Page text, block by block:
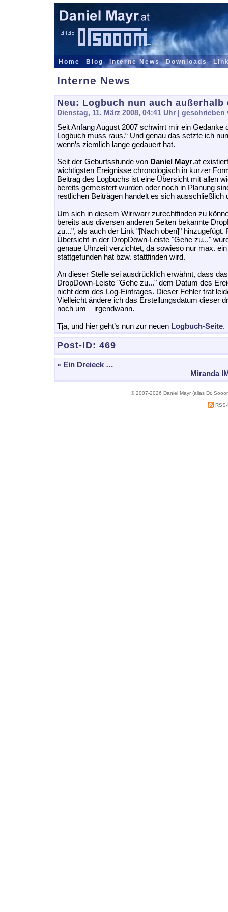
Home Blog Interne News Downloads
Interne News
Neu: Logbuch nun auch außerhalb
Dienstag, 11. März 2008, 04:41 Uhr| geschrieben
Seit Anfang August 2007 schwirrt mir ein Gedanke
Logbuch muss raus.“ Und genau das setzte ich
wenn’s ziemlich lange gedauert hat.
Seit der Geburtsstunde von Daniel Mayr.at
wichtigsten Ereignisse chronologisch in kurzer
Beitrag des Logbuchs ist eine Übersicht mit allen
bereits gemeistert wurden oder noch in Planung
restlichen Beiträgen handelt es sich ausschließlich
Um sich in diesem Wirrwarr zurechtfinden zu
bereits aus diversen anderen Seiten bekannte
zu...", als auch der Link "[Nach oben]" hinzugefügt.
Übersicht in der DropDown-Leiste "Gehe zu..."
genaue Uhrzeit verzichtet, da sowieso nur max.
stattgefunden hat bzw. stattfinden wird.
An dieser Stelle sei ausdrücklich erwähnt, dass
DropDown-Leiste "Gehe zu..." dem Datum des
nicht dem des Log-Eintrages. Dieser Fehler trat
Vielleicht ändere ich das Erstellungsdatum dieser
noch um – irgendwann.
Tja, und hier geht’s nun zur neuen Logbuch-Seite.
Post-ID: 469
« Ein Dreieck …
Miranda
© 2007-2026 Daniel Mayr (alias Dr.